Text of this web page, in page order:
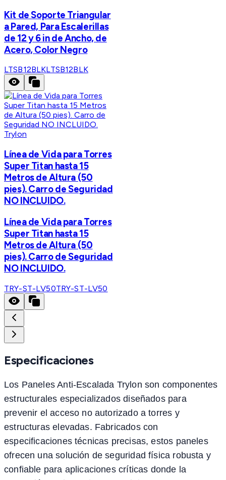
Kit de Soporte Triangular
a Pared, Para Escalerillas
de 12 y 6 in de Ancho, de
Acero, Color Negro
LTSB12BLKLTSB12BLK
Trylon
Línea de Vida para Torres
Super Titan hasta 15
Metros de Altura (50
pies). Carro de Seguridad
NO INCLUIDO.
Línea de Vida para Torres
Super Titan hasta 15
Metros de Altura (50
pies). Carro de Seguridad
NO INCLUIDO.
TRY-ST-LV50TRY-ST-LV50
Especificaciones
Los Paneles Anti-Escalada Trylon son componentes
estructurales especializados diseñados para
prevenir el acceso no autorizado a torres y
estructuras elevadas. Fabricados con
especificaciones técnicas precisas, estos paneles
ofrecen una solución de seguridad física robusta y
confiable para aplicaciones críticas donde la